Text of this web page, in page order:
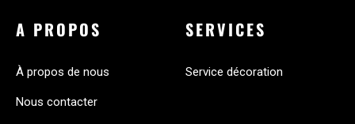
A PROPOS
À propos de nous
Nous contacter
SERVICES
Service décoration